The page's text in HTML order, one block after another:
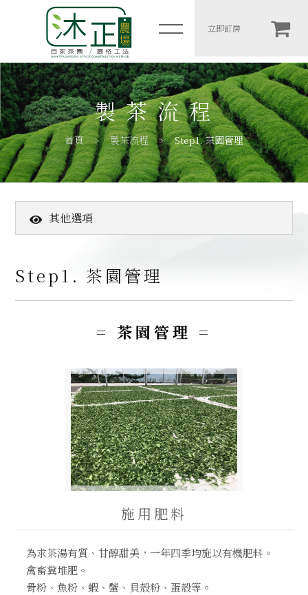
Step1. 茶園管理
简体
木一館
岩二館
包棟房價表
農場介紹
客戶推薦
立即訂房
製茶流程
首頁 製茶流程 Step1. 茶園管理
其他選項
關於我們
Step4. 殺菁
Step5. 團揉-揉捻
Step6. 乾燥
阿里山茶的種類有哪些？該如何挑選？
Step1. 茶園管理
= 茶園管理 =
施用肥料
為求茶湯有質、甘醇甜美，一年四季均施以有機肥料。
禽畜糞堆肥。
骨粉、魚粉、蝦、蟹、貝殼粉、蛋殼等。